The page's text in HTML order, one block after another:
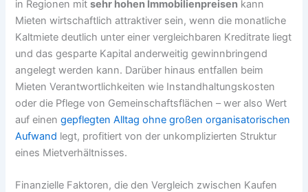
in Regionen mitsehr hohen Immobilienpreisen kann
Mieten wirtschaftlich attraktiver sein, wenn die monatliche
Kaltmiete deutlich unter einer vergleichbaren Kreditrate liegt
und das gesparte Kapital anderweitig gewinnbringend
angelegt werden kann. Darüber hinaus entfallen beim
Mieten Verantwortlichkeiten wie Instandhaltungskosten
oder die Pflege von Gemeinschaftsflächen – wer also Wert
auf einengepflegten Alltag ohne großen organisatorischen
Aufwand legt, profitiert von der unkomplizierten Struktur
eines Mietverhältnisses.
Finanzielle Faktoren, die den Vergleich zwischen Kaufen